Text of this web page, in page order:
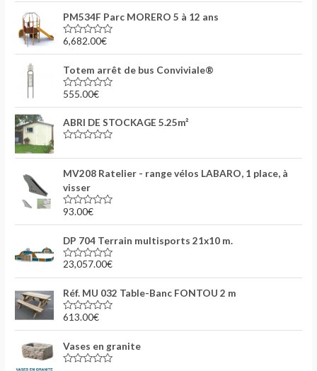
r
5
e
0
s
u
r
PM534F Parc MORERO 5 à 12 ans
N
o
e
0
s
u
r
5
6,682.00€
Totem arrêt de bus Conviviale®
N
o
e
0
s
r
5
555.00€
ABRI DE STOCKAGE 5.25m²
o
e
0
s
u
r
5
MV208 Ratelier - range vélos LABARO, 1 place, à
visser
N
o
e
0
s
u
r
93.00€
DP 704 Terrain multisports 21x10 m.
N
o
e
0
s
u
r
23,057.00€
Réf. MU 032 Table-Banc FONTOU 2 m
N
o
e
0
s
613.00€
Vases en granite